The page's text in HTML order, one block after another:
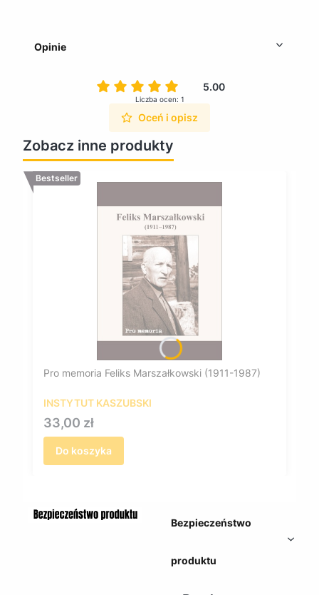
Opinie
5.00
Liczba ocen: 1
Oceń i opisz
Zobacz inne produkty
Bestseller
Pro memoria Feliks Marszałkowski (1911-1987)
INSTYTUT KASZUBSKI
Cena
33,00 zł
Do koszyka
Bezpieczeństwo
produktu